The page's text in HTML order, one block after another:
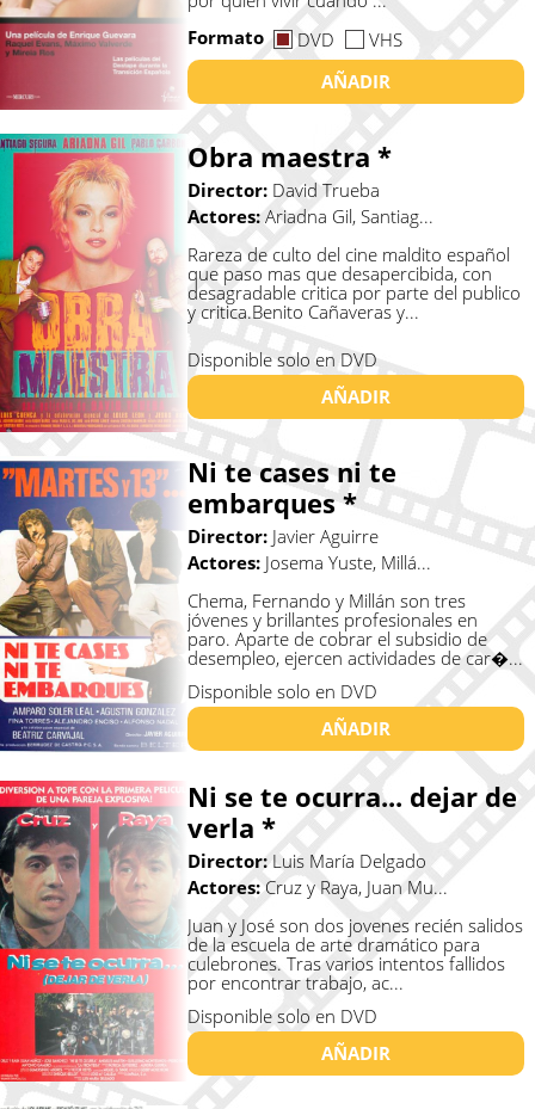
Formato
DVD
VHS
AÑADIR
Obra maestra *
Director: David Trueba
Actores:Ariadna Gil, Santiag...
Rareza de culto del cine maldito español
que paso mas que desapercibida, con
desagradable critica por parte del publico
y critica.Benito Cañaveras y...
Disponible solo en DVD
AÑADIR
Ni te cases ni te
embarques *
Director: Javier Aguirre
Actores: Josema Yuste, Millá...
Chema, Fernando y Millán son tres
jóvenes y brillantes profesionales en
paro. Aparte de cobrar el subsidio de
desempleo, ejercen actividades de car�...
Disponible solo en DVD
AÑADIR
Ni se te ocurra... dejar de
verla *
Director: Luis María Delgado
Actores:Cruz y Raya, Juan Mu...
Juan y José son dos jovenes recién salidos
de la escuela de arte dramático para
culebrones. Tras varios intentos fallidos
por encontrar trabajo, ac...
Disponible solo en DVD
AÑADIR